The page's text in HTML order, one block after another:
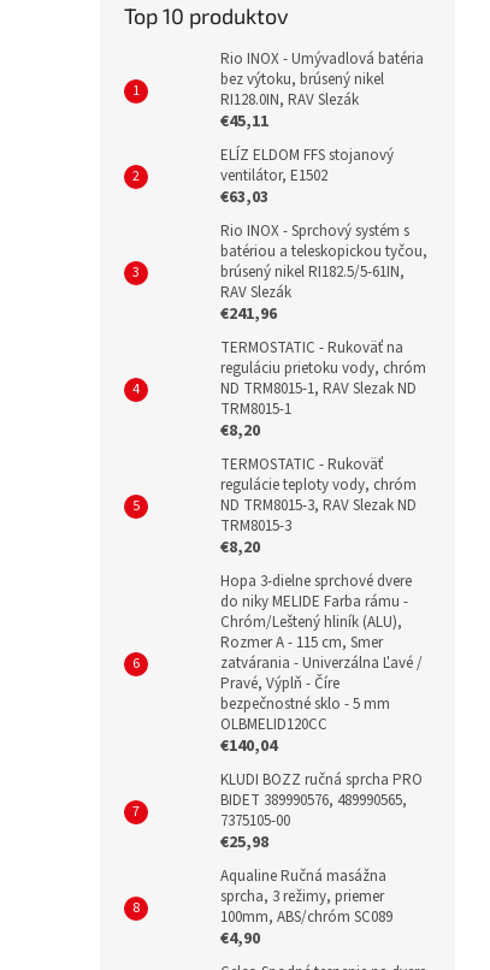
Top 10 produktov
Rio INOX - Umývadlová batéria
bez výtoku, brúsený nikel
RI128.0IN, RAV Slezák
€45,11
ELÍZ ELDOM FFS stojanový
ventilátor, E1502
€63,03
Rio INOX - Sprchový systém s
batériou a teleskopickou tyčou,
brúsený nikel RI182.5/5-61IN,
RAV Slezák
€241,96
TERMOSTATIC - Rukoväť na
reguláciu prietoku vody, chróm
ND TRM8015-1, RAV Slezak ND
TRM8015-1
€8,20
TERMOSTATIC - Rukoväť
regulácie teploty vody, chróm
ND TRM8015-3, RAV Slezak ND
TRM8015-3
€8,20
Hopa 3-dielne sprchové dvere
do niky MELIDE Farba rámu -
Chróm/Leštený hliník (ALU),
Rozmer A - 115 cm, Smer
zatvárania - Univerzálna Ľavé /
Pravé, Výplň - Číre
bezpečnostné sklo - 5 mm
OLBMELID120CC
€140,04
KLUDI BOZZ ručná sprcha PRO
BIDET 389990576, 489990565,
7375105-00
€25,98
Aqualine Ručná masážna
sprcha, 3 režimy, priemer
100mm, ABS/chróm SC089
€4,90